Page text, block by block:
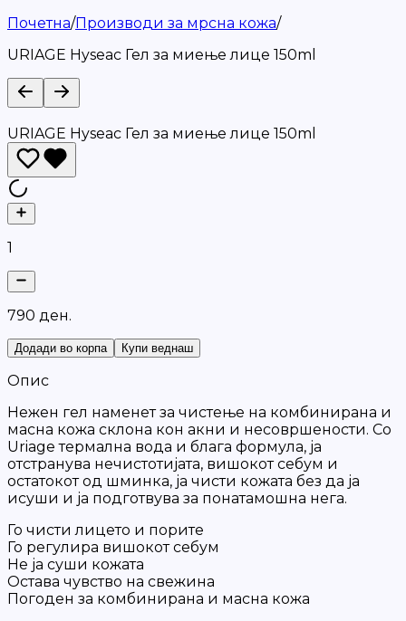
Почетна/Производи за мрсна кожа/
URIAGE Hyseac Гел за миење лице 150ml
URIAGE Hyseac Гел за миење лице 150ml
1
790 ден.
Додади во корпа Купи веднаш
Опис
Нежен гел наменет за чистење на комбинирана и
масна кожа склона кон акни и несовршености. Со
Uriage термална вода и блага формула, ја
отстранува нечистотијата, вишокот себум и
остатокот од шминка, ја чисти кожата без да ја
исуши и ја подготвува за понатамошна нега.
Го чисти лицето и порите
Го регулира вишокот себум
Не ја суши кожата
Оставa чувство на свежина
Погоден за комбинирана и масна кожа